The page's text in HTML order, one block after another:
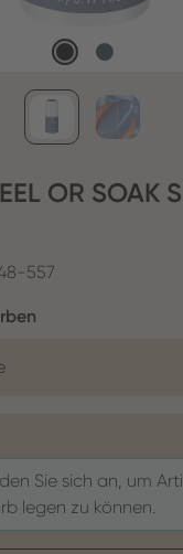
OR SOAK
557
Sie sich an, um
legen zu können.